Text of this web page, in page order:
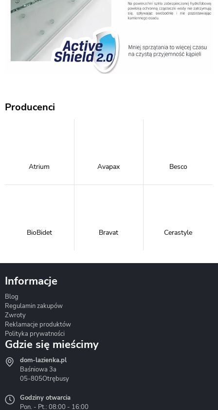
Producenci
Atrium Avapax Besco
BioBidet Bravat Cerastyle
Hydrostop
Informacje
Blog
Regulamin zakupów
Zwroty
Reklamacje produktów
Polityka prywatności
Gdzie się mieścimy
dom-lazienka.pl
Baśniowa 3a
05-805Otrębusy
Godziny otwarcia
Pon. - Pt.: 08:00 - 16:00